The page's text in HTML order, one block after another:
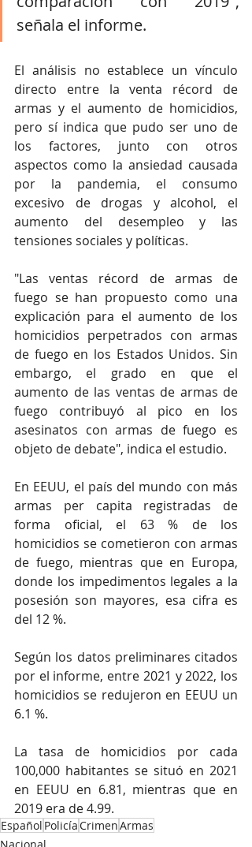
señala el informe.
El análisis no establece un vínculo
directo entre la venta récord de
armas y el aumento de homicidios,
pero sí indica que pudo ser uno de
los factores, junto con otros
aspectos como la ansiedad causada
por la pandemia, el consumo
excesivo de drogas y alcohol, el
aumento del desempleo y las
tensiones sociales y políticas.
"Las ventas récord de armas de
fuego se han propuesto como una
explicación para el aumento de los
homicidios perpetrados con armas
de fuego en los Estados Unidos. Sin
embargo, el grado en que el
aumento de las ventas de armas de
fuego contribuyó al pico en los
asesinatos con armas de fuego es
objeto de debate", indica el estudio.
En EEUU, el país del mundo con más
armas per capita registradas de
forma oficial, el 63 % de los
homicidios se cometieron con armas
de fuego, mientras que en Europa,
donde los impedimentos legales a la
posesión son mayores, esa cifra es
del 12 %.
Según los datos preliminares citados
por el informe, entre 2021 y 2022, los
homicidios se redujeron en EEUU un
6.1 %.
La tasa de homicidios por cada
100,000 habitantes se situó en 2021
en EEUU en 6.81, mientras que en
2019 era de 4.99.
Español PolicíaCrimenArmas